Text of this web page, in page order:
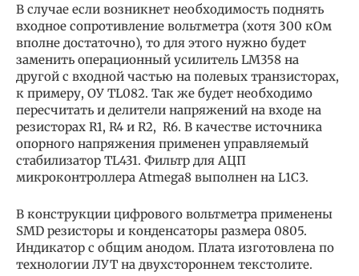
В случае если возникнет необходимость поднять
входное сопротивление вольтметра (хотя 300 кОм
вполне достаточно), то для этого нужно будет
заменить операционный усилитель LM358 на
другой с входной частью на полевых транзисторах,
к примеру, ОУ TL082. Так же будет необходимо
пересчитать и делители напряжений на входе на
резисторах R1, R4 и R2, R6. В качестве источника
опорного напряжения применен управляемый
стабилизатор TL431. Фильтр для АЦП
микроконтроллера Atmega8 выполнен на L1C3.
В конструкции цифрового вольтметра применены
SMD резисторы и конденсаторы размера 0805.
Индикатор с общим анодом. Плата изготовлена по
технологии ЛУТ на двухстороннем текстолите.